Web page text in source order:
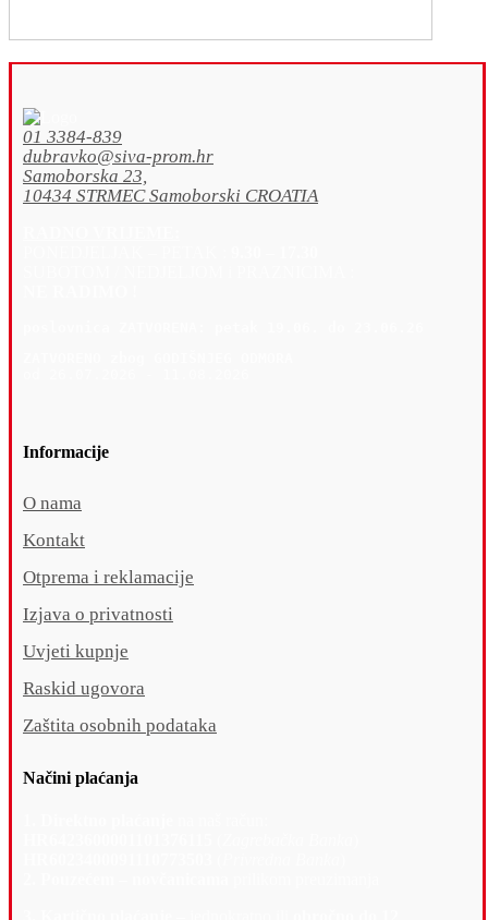
01 3384-839
dubravko@siva-prom.hr
Samoborska 23,
10434 STRMEC Samoborski CROATIA
Informacije
O nama
Kontakt
Otprema i reklamacije
Izjava o privatnosti
Uvjeti kupnje
Raskid ugovora
Zaštita osobnih podataka
Načini plaćanja